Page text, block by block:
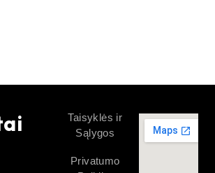
Taisyklės ir
Sąlygos
Privatumo